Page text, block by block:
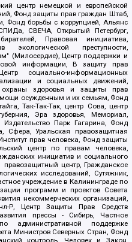
центр немецкой и европейской
Фонд защиты прав граждан Штаб,
Фонд борьбы с коррупцией, Альянс
СВЕЧА, Открытый Петербург,
Правовая инициатива,
экологической преступности,
(Милосердие), Центр поддержки и
информации, В защиту прав
социально-информационных
и социальных движений,
здоровья и защиты прав
осужденным и их семьям, Фонд
Так-Так-Так, центр Сова, центр
Эра здоровья, Мемориал,
Парк Гагарина, Фонд
Сфера, Уральская правозащитная
прав человека, Фонд защиты
центр по правам человека,
инициатив и социального
правозащитный центр, Гражданское
исследований, Сутяжник,
учреждение в Калининграде по
программ и проектов Совета
некоммерческих организаций,
Р, Центр Защиты Прав Средств
прессы - Сибирь, Частное
административной поддержке
Министров Северных Стран, Фонд
контроль, Человек и Закон,